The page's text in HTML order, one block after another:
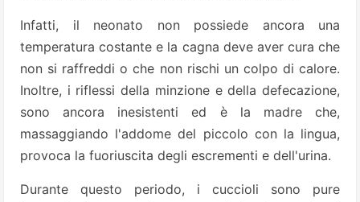
Infatti, il neonato non possiede ancora una
temperatura costante e la cagna deve aver cura che
non si raffreddi o che non rischi un colpo di calore.
Inoltre, i riflessi della minzione e della defecazione,
sono ancora inesistenti ed è la madre che,
massaggiando l'addome del piccolo con la lingua,
provoca la fuoriuscita degli escrementi e dell'urina.
Durante questo periodo, i cuccioli sono pure